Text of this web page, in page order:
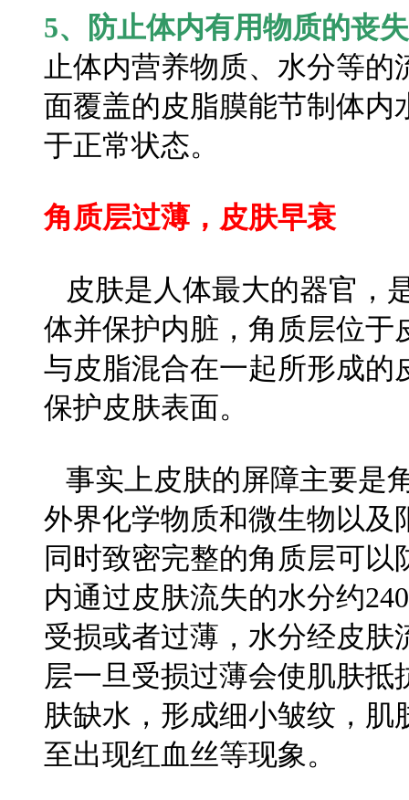
5、防止体内有用物质的丧
止体内营养物质、水分等的
面覆盖的皮脂膜能节制体
于正常状态。
角质层过薄，皮肤早衰
皮肤是人体最大的器官，
体并保护内脏，角质层位于
与皮脂混合在一起所形成的
保护皮肤表面。
事实上皮肤的屏障主要是
外界化学物质和微生物以及
同时致密完整的角质层可
内通过皮肤流失的水分约
受损或者过薄，水分经皮肤
层一旦受损过薄会使肌肤
肤缺水，形成细小皱纹，
至出现红血丝等现象。